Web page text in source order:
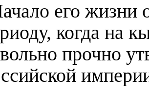
его жизни
когда на
прочно